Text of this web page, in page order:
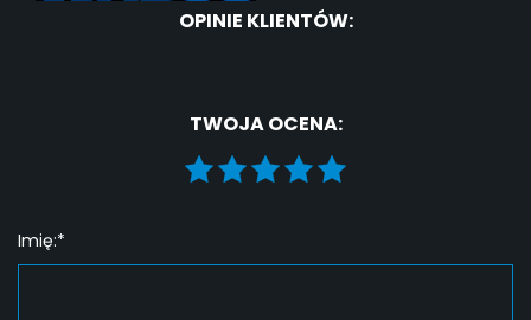
OPINIE KLIENTÓW:
TWOJA OCENA:
Imię:*